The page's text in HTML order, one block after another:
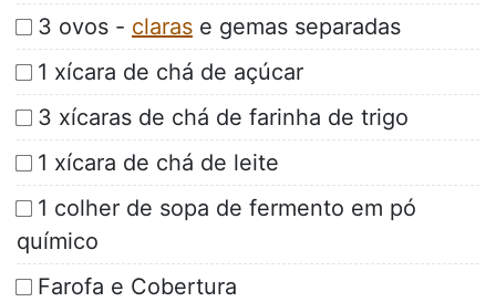
3 ovos - claras e gemas separadas
1 xícara de chá de açúcar
3 xícaras de chá de farinha de trigo
1 xícara de chá de leite
1 colher de sopa de fermento em pó
químico
Farofa e Cobertura